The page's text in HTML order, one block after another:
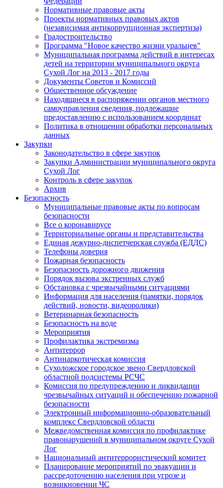
Нормативные правовые акты
Проекты нормативных правовых актов
(независимая антикоррупционная экспертиза)
Градостроительство
Программа "Новое качество жизни уральцев"
Муниципальная программа действий в интересах
детей на территории муниципального округа
Сухой Лог на 2013 - 2017 годы
Документы Советов и Комиссий
Общественное обсуждение
Находящиеся в распоряжении органов местного
самоуправления сведения, подлежащие
предоставлению с использованием координат
Политика в отношении обработки персональных
данных
Закупки
Законодательство в сфере закупок
Закупки Администрации муниципального округа
Сухой Лог
Контроль в сфере закупок
Архив
Безопасность
Муниципальные правовые акты по вопросам
безопасности
Все о коронавирусе
Территориальные органы и представительства
Единая дежурно-диспетчерская служба (ЕДДС)
Телефоны доверия
Пожарная безопасность
Безопасность дорожного движения
Порядок вызова экстренных служб
Обстановка с чрезвычайными ситуациями
Информация для населения (памятки, порядок
действий, новости, видеоролики)
Ветеринарная безопасность
Безопасность на воде
Мероприятия
Профилактика экстремизма
Антитеррор
Антинаркотическая комиссия
Сухоложское городское звено Свердловской
областной подсистемы РСЧС
Комиссия по предупреждению и ликвидации
чрезвычайных ситуаций и обеспечению пожарной
безопасности
Электронный информационно-образовательный
комплекс Cвердловской области
Межведомственная комиссия по профилактике
правонарушений в муниципальном округе Сухой
Лог
Национальный антитеррористический комитет
Планирование мероприятий по эвакуации и
рассредоточению населения при угрозе и
возникновении ЧС